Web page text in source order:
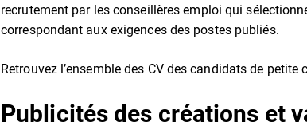
recrutement par les conseillères emploi qui
correspondant aux exigences des postes publiés.
Retrouvez l’ensemble des CV des candidats de
Publicités des créations et